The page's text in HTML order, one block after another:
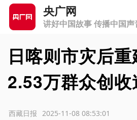
央广网
讲好中国故事 传播中国声
日喀则市灾后
2.53万群众创
2025-11-08 08:53:01
西藏日报